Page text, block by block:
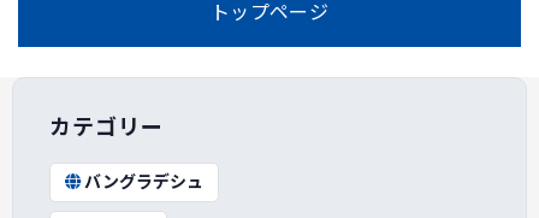
トップページ
カテゴリー
バングラデシュ